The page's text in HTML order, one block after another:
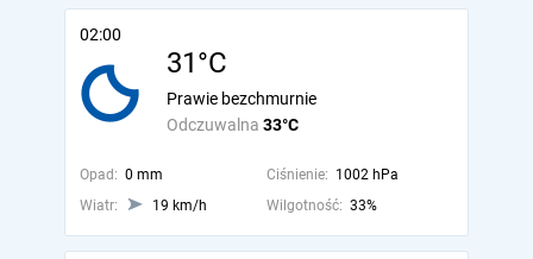
02:00
31°C
Odczuwalna 33°C
Prawie bezchmurnie
Opad: 0 mm Ciśnienie: 1002 hPa
Wiatr:
19 km/h Wilgotność: 33%